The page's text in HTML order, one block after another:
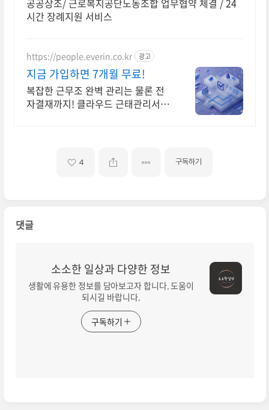
공공상조/ 근로복지공단노동조합 업무협약 체결 / 24
시간 장례지원 서비스
https://people.everin.co.kr 광고
지금 가입하면 7개월 무료!
복잡한 근무조 완벽 관리는 물론 전
자결재까지! 클라우드 근태관리서비
4 구독하기
댓글
소소한 일상과 다양한 정보
생활에 유용한 정보를 담아보고자 합니다. 도움이
되시길 바랍니다.
구독하기